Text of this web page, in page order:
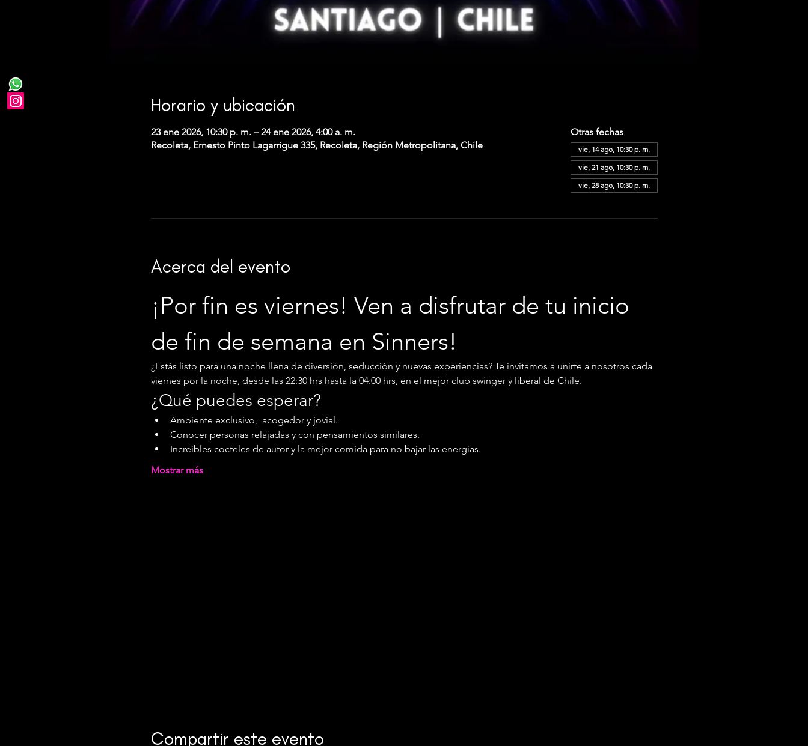
Horario y ubicación
23 ene 2026, 10:30 p. m. – 24 ene 2026, 4:00 a. m.
Recoleta, Ernesto Pinto Lagarrigue 335, Recoleta, Región Metropolitana, Chile
Otras fechas
vie, 14 ago, 10:30 p. m.
vie, 21 ago, 10:30 p. m.
vie, 28 ago, 10:30 p. m.
Acerca del evento
¡Por fin es viernes! Ven a disfrutar de tu inicio
de fin de semana en Sinners!
¿Estás listo para una noche llena de diversión, seducción y nuevas experiencias? Te invitamos a unirte a nosotros cada
viernes por la noche, desde las 22:30 hrs hasta la 04:00 hrs, en el mejor club swinger y liberal de Chile.
¿Qué puedes esperar?
Ambiente exclusivo,  acogedor y jovial.
Conocer personas relajadas y con pensamientos similares.
Increíbles cocteles de autor y la mejor comida para no bajar las energías.
Mostrar más
Compartir este evento